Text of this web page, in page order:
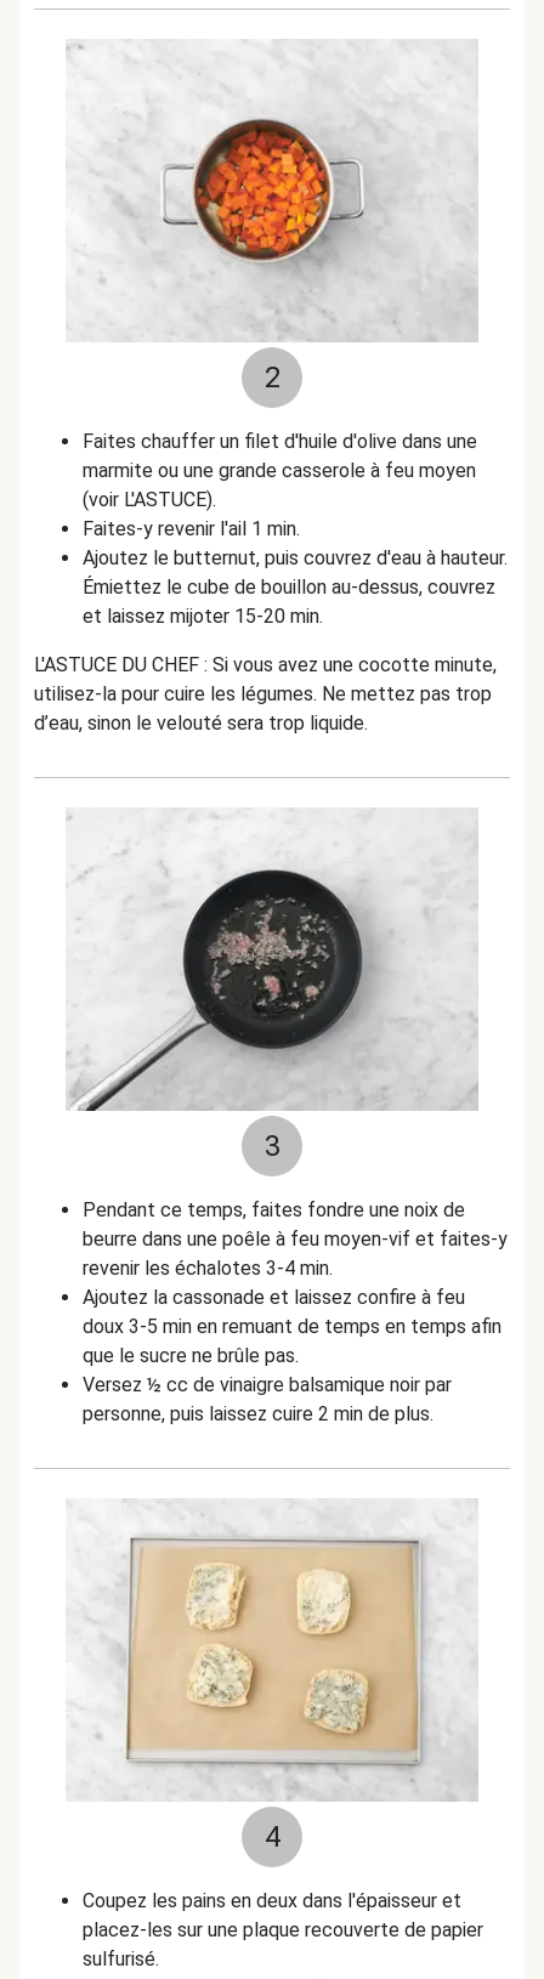
2
Faites chauffer un filet d'huile d'olive dans une
marmite ou une grande casserole à feu moyen
(voir L'ASTUCE).
Faites-y revenir l'ail 1 min.
Ajoutez le butternut, puis couvrez d'eau à hauteur.
Émiettez le cube de bouillon au-dessus, couvrez
et laissez mijoter 15-20 min.
L'ASTUCE DU CHEF : Si vous avez une cocotte minute,
utilisez-la pour cuire les légumes. Ne mettez pas trop
d’eau, sinon le velouté sera trop liquide.
3
Pendant ce temps, faites fondre une noix de
beurre dans une poêle à feu moyen-vif et faites-y
revenir les échalotes 3-4 min.
Ajoutez la cassonade et laissez confire à feu
doux 3-5 min en remuant de temps en temps afin
que le sucre ne brûle pas.
Versez ½ cc de vinaigre balsamique noir par
personne, puis laissez cuire 2 min de plus.
4
Coupez les pains en deux dans l'épaisseur et
placez-les sur une plaque recouverte de papier
sulfurisé.